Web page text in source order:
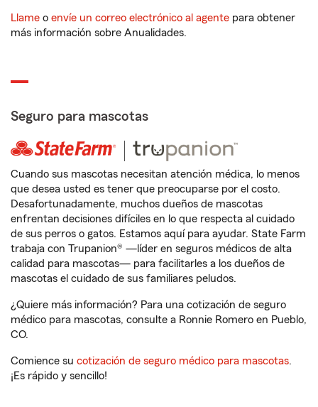
Llame o envíe un correo electrónico al agente para obtener
más información sobre Anualidades.
Seguro para mascotas
Cuando sus mascotas necesitan atención médica, lo menos
que desea usted es tener que preocuparse por el costo.
Desafortunadamente, muchos dueños de mascotas
enfrentan decisiones difíciles en lo que respecta al cuidado
de sus perros o gatos. Estamos aquí para ayudar. State Farm
trabaja con Trupanion® —líder en seguros médicos de alta
calidad para mascotas— para facilitarles a los dueños de
mascotas el cuidado de sus familiares peludos.
¿Quiere más información? Para una cotización de seguro
médico para mascotas, consulte a Ronnie Romero en Pueblo,
CO.
Comience su cotización de seguro médico para mascotas.
¡Es rápido y sencillo!